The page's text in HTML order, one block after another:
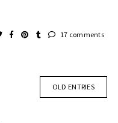
17 comments
OLD ENTRIES